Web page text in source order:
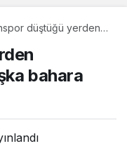
düştüğü yerden
kaldı
bahara